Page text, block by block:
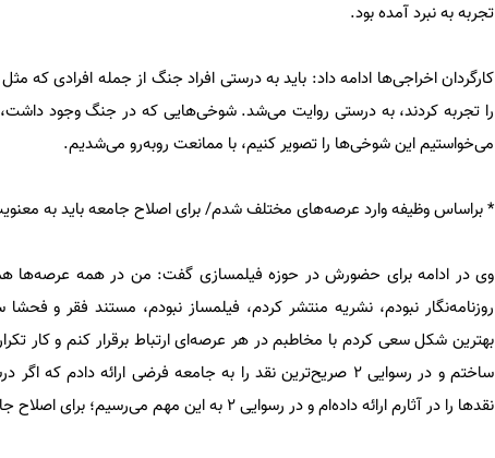
تجربه به نبرد آمده بود.
کارگردان اخراجی‌ها ادامه داد: باید به درستی افراد جنگ از جمله افرادی
را تجربه کردند، به درستی روایت می‌شد. شوخی‌هایی که در جنگ وجود داشت،
می‌خواستیم این شوخی‌ها را تصویر کنیم، با ممانعت روبه‌رو می‌شدیم.
* براساس وظیفه وارد عرصه‌های مختلف شدم/ برای اصلاح جامعه باید به
وی در ادامه برای حضورش در حوزه فیلمسازی گفت: من در همه عرصه‌ها
روزنامه‌نگار نبودم، نشریه منتشر کردم، فیلمساز نبودم، مستند فقر و
بهترین شکل سعی کردم با مخاطبم در هر عرصه‌ای ارتباط برقرار کنم و کار
ساختم و در رسوایی 2 صریح‌ترین نقد را به جامعه فرضی ارائه
نقدها را در آثارم ارائه داده‌ام و در رسوایی 2 به این مهم می‌رسیم؛ برای اصلاح جامعه باید به معنویت و اخلاق بازگردیم.